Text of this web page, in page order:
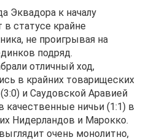
Эквадора к началу
в статусе крайне
не проигрывая на
подряд.
отличный ход,
в крайних товарищеских
и Саудовской Аравией
качественные ничьи (1:1) в
Нидерландов и Марокко.
очень монолитно,